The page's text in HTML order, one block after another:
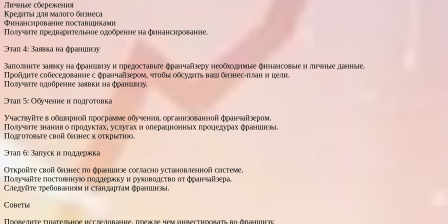
Личные сбережения
Кредиты для малого бизнеса
Финансирование поставщиками
Получите предварительное одобрение на финансирование.
Этап 4: Заявка на франшизу
Заполните заявку на франшизу и предоставьте франчайзеру необходимые финансовые и личные данные.
Пройдите собеседование с франчайзером, чтобы обсудить ваш бизнес-план и цели.
Получите одобрение заявки на франшизу.
Этап 5: Обучение и подготовка
Участвуйте в обширной программе обучения, организованной франчайзером.
Получите знания о продуктах, услугах и операционных процедурах франшизы.
Подготовьте свой бизнес к открытию.
Этап 6: Запуск и поддержка
Откройте свой бизнес по франшизе согласно установленной системе.
Получайте постоянную поддержку и руководство от франчайзера.
Следуйте требованиям и стандартам франшизы.
Советы
Проведите тщательное исследование, прежде чем инвестировать во франшизу.